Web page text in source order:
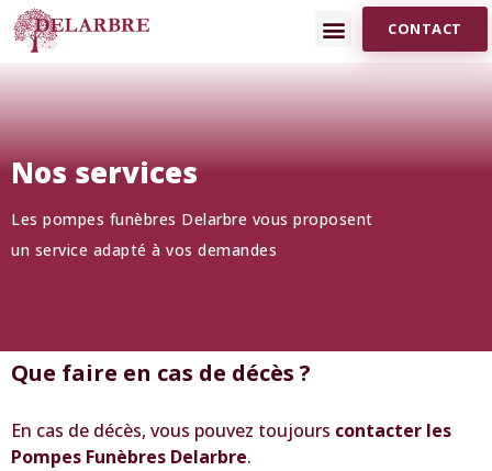
CONTACT
Nos services
Les pompes funèbres Delarbre vous proposent
un service adapté à vos demandes
Que faire en cas de décès ?
En cas de décès, vous pouvez toujours contacter les
Pompes Funèbres Delarbre.